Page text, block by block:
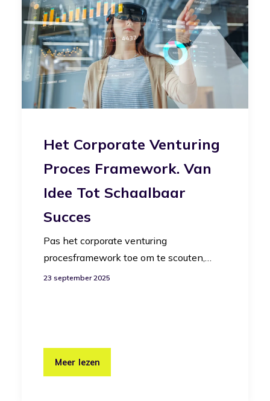
Het Corporate Venturing
Proces Framework. Van
Idee Tot Schaalbaar
Succes
Pas het corporate venturing
procesframework toe om te scouten,…
23 september 2025
Meer lezen